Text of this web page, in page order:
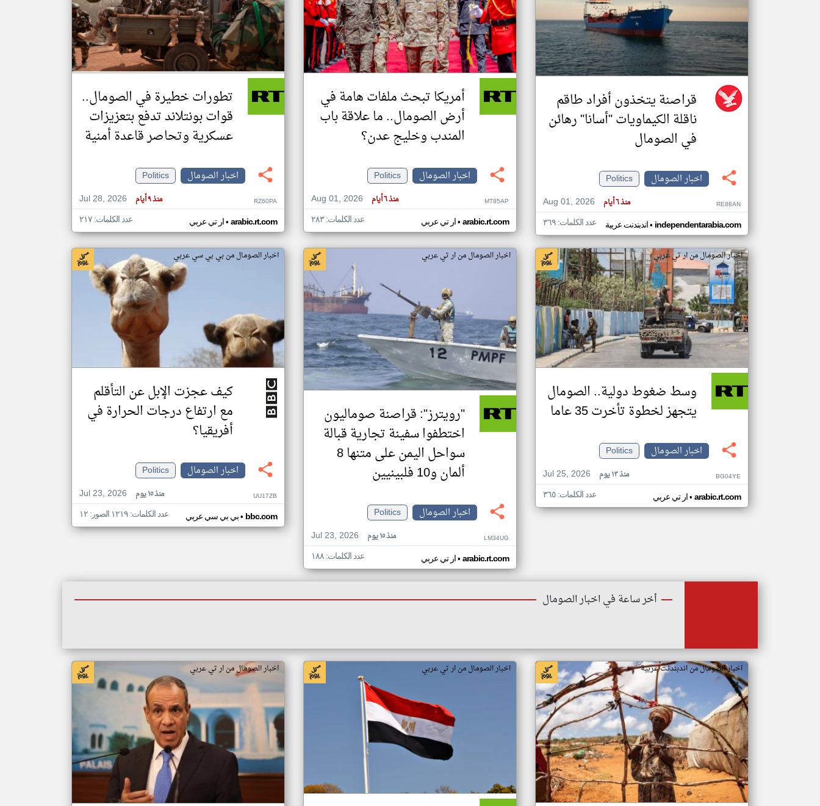
تغيير الدولة
مصادر الأخبار من الصومال
اخبار الصومال على مدار الساعة
أهم اخبار الصومال العاجلة والمباشرة
قراصنة يتخذون أفراد طاقم
ناقلة الكيماويات "أسانا" رهائن
في الصومال
اخبار الصومال
Politics
Aug 01, 2026
منذ ٦ أيام RE88AN
اندبندنت عربية• independentarabia.com عدد الكلمات: ٣٦٩
أمريكا تبحث ملفات هامة في
أرض الصومال.. ما علاقة باب
المندب وخليج عدن؟
اخبار الصومال
Politics
Aug 01, 2026
منذ ٦ أيام MT85AP
ار تي عربي• arabic.rt.com عدد الكلمات: ٢٨٣
تطورات خطيرة في الصومال..
قوات بونتلاند تدفع بتعزيزات
عسكرية وتحاصر قاعدة أمنية
اخبار الصومال
Politics
Jul 28, 2026
منذ ٩ أيام RZ60PA
ار تي عربي• arabic.rt.com عدد الكلمات: ٢١٧
اخبار الصومال من ار تي عربي
وسط ضغوط دولية.. الصومال
يتجهز لخطوة تأخرت 35 عاما
اخبار الصومال
Politics
Jul 25, 2026
منذ ١٣ يوم BG04YE
ار تي عربي• arabic.rt.com عدد الكلمات: ٣٦٥
اخبار الصومال من ار تي عربي
"رويترز": قراصنة صوماليون
اختطفوا سفينة تجارية قبالة
سواحل اليمن على متنها 8
ألمان و10 فلبينيين
اخبار الصومال
Politics
Jul 23, 2026
منذ ١٥ يوم LM34UG
ار تي عربي• arabic.rt.com عدد الكلمات: ١٨٨
اخبار الصومال من بي بي سي عربي
كيف عجزت الإبل عن التأقلم
مع ارتفاع درجات الحرارة في
أفريقيا؟
اخبار الصومال
Politics
Jul 23, 2026
منذ ١٥ يوم UU17ZB
بي بي سي عربي• bbc.com عدد الكلمات: ١٢١٩ الصور: ١٢
أخر ساعة في اخبار الصومال
اخبار الصومال من اندبندنت عربية اخبار الصومال من ار تي عربي اخبار الصومال من ار تي عربي
klyoum.com